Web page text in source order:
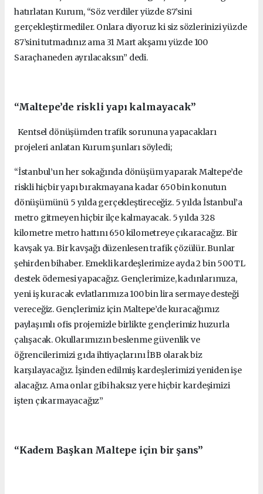
hatırlatan Kurum, “Söz verdiler yüzde 87’sini
gerçekleştirmediler. Onlara diyoruz ki siz sözlerinizi yüzde
87’sini tutmadınız ama 31 Mart akşamı yüzde 100
Saraçhaneden ayrılacaksın” dedi.
“Maltepe’de riskli yapı kalmayacak”
Kentsel dönüşümden trafik sorununa yapacakları
projeleri anlatan Kurum şunları söyledi;
“İstanbul’un her sokağında dönüşüm yaparak Maltepe’de
riskli hiçbir yapı bırakmayana kadar 650 bin konutun
dönüşümünü 5 yılda gerçekleştireceğiz. 5 yılda İstanbul’a
metro gitmeyen hiçbir ilçe kalmayacak. 5 yılda 328
kilometre metro hattını 650 kilometreye çıkaracağız. Bir
kavşak ya. Bir kavşağı düzenlesen trafik çözülür. Bunlar
şehirden bihaber. Emekli kardeşlerimize ayda 2 bin 500 TL
destek ödemesi yapacağız. Gençlerimize, kadınlarımıza,
yeni iş kuracak evlatlarımıza 100 bin lira sermaye desteği
vereceğiz. Gençlerimiz için Maltepe’de kuracağımız
paylaşımlı ofis projemizle birlikte gençlerimiz huzurla
çalışacak. Okullarımızın beslenme güvenlik ve
öğrencilerimizi gıda ihtiyaçlarını İBB olarak biz
karşılayacağız. İşinden edilmiş kardeşlerimizi yeniden işe
alacağız. Ama onlar gibi haksız yere hiçbir kardeşimizi
işten çıkarmayacağız”
“Kadem Başkan Maltepe için bir şans”